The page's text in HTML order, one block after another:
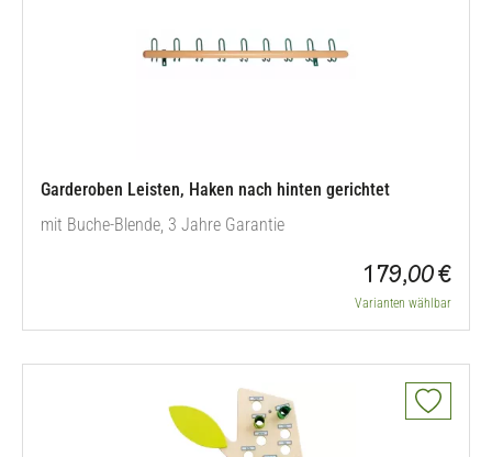
Garderoben Leisten, Haken nach hinten gerichtet
mit Buche-Blende, 3 Jahre Garantie
179,00 €
Varianten wählbar